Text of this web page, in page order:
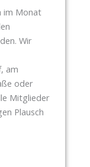
im Monat
Wir
am
oder
Mitglieder
Plausch